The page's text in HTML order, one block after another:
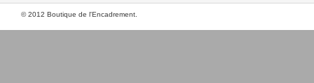
© 2012 Boutique de l'Encadrement.